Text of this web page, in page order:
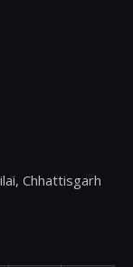
Chhattisgarh